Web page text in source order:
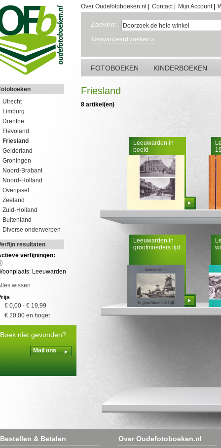
Over Oudefotoboeken.nl Contact| Mijn Account|
Zoeken:
Geavanceerd zoeken »
FOTOBOEKEN KINDERBOEKEN
Utrecht
Limburg
Drenthe
Flevoland
Friesland
Gelderland
Groningen
Noord-Brabant
Noord-Holland
Overijssel
Zeeland
Zuid-Holland
Buitenland
Diverse onderwerpen
resultaten
verfijningen:
Leeuwarden
wissen
€ 0,00 - € 19,99
€ 20,00 en hoger
Boek niet gevonden?
Mail ons
Friesland
8 artikel(en)
Leeuwarden in
beeld
Bestellen
Leeuwarden in
grootmoeders tijd
Bestellen
Bestellen & Betalen Over Oudefotoboeken.nl